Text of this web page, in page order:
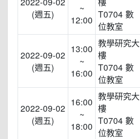
(週五)
~
12:00 T0704 數
位教室
2022-09-02
(週五)
13:00
~
16:00
教學研究大
樓
T0704 數
位教室
2022-09-02
(週五)
16:00
~
18:00
教學研究大
樓
T0704 數
位教室